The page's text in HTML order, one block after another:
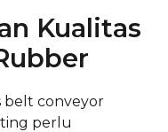
Kualitas
conveyor
perlu